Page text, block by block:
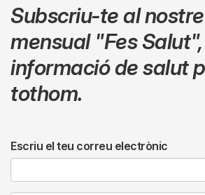
Subscriu-te al
mensual "Fes Salut",
informació de salut
tothom.
Escriu el teu correu electrònic